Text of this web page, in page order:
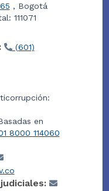
, Bogotá
111071
(601)
en
8000 114060